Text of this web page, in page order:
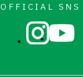
OFFICIAL SNS